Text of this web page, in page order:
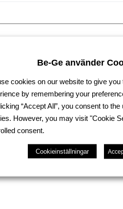
Be-Ge använder
cookies on our website to give
by remembering your
“Accept All”, you consent to the
However, you may visit "Cookie
consent.
Cookieinställningar